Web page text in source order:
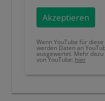
Akzeptieren
Wenn YouTube für
werden Daten an
ausgewertet. Mehr
von YouTube: hier